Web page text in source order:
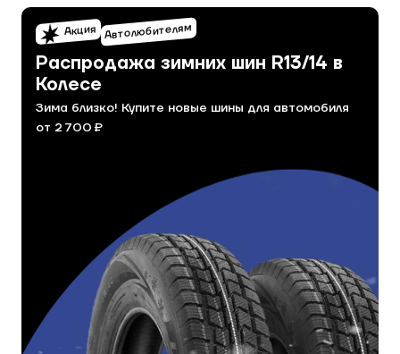
Акция Автолюбителям
Распродажа зимних шин R13/14 в
Колесе
Зима близко! Купите новые шины для автомобиля
от 2 700 ₽